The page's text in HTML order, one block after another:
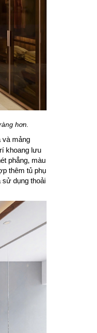
hơn.
và mảng
khoang lưu
phẳng, màu
thêm tủ phụ
sử dụng thoải